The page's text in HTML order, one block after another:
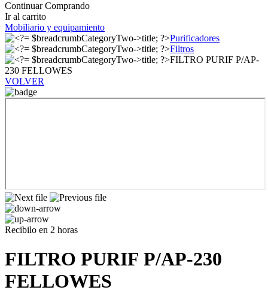
Continuar Comprando
Ir al carrito
Mobiliario y equipamiento
Purificadores
Filtros
FILTRO PURIF P/AP-
230 FELLOWES
VOLVER
Recibilo en 2 horas
FILTRO PURIF P/AP-230
FELLOWES